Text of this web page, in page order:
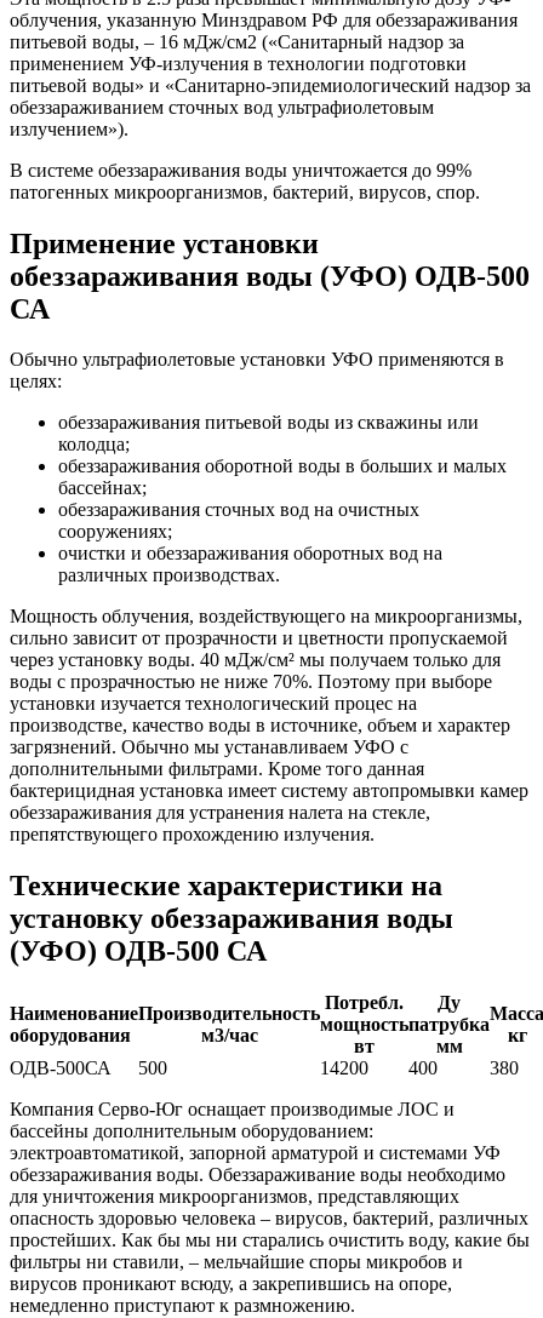
облучения, указанную Минздравом РФ для обеззараживания
питьевой воды, – 16 мДж/см2 («Санитарный надзор за
применением УФ-излучения в технологии подготовки
питьевой воды» и «Санитарно-эпидемиологический надзор за
обеззараживанием сточных вод ультрафиолетовым
излучением»).
В системе обеззараживания воды уничтожается до 99%
патогенных микроорганизмов, бактерий, вирусов, спор.
Применение установки
обеззараживания воды (УФО) ОДВ-500
СА
Обычно ультрафиолетовые установки УФО применяются в
целях:
обеззараживания питьевой воды из скважины или
колодца;
обеззараживания оборотной воды в больших и малых
бассейнах;
обеззараживания сточных вод на очистных
сооружениях;
очистки и обеззараживания оборотных вод на
различных производствах.
Мощность облучения, воздействующего на микроорганизмы,
сильно зависит от прозрачности и цветности пропускаемой
через установку воды. 40 мДж/cм² мы получаем только для
воды с прозрачностью не ниже 70%. Поэтому при выборе
установки изучается технологический процес на
производстве, качество воды в источнике, объем и характер
загрязнений. Обычно мы устанавливаем УФО с
дополнительными фильтрами. Кроме того данная
бактерицидная установка имеет систему автопромывки камер
обеззараживания для устранения налета на стекле,
препятствующего прохождению излучения.
Технические характеристики на
установку обеззараживания воды
(УФО) ОДВ-500 СА
Наименование
оборудования
Производительность
м3/час
Потребл.
мощность
вт
Ду
патрубка
мм
Масса
кг
ОДВ-500СА
500 14200 400
380
Компания Серво-Юг оснащает производимые ЛОС и
бассейны дополнительным оборудованием:
электроавтоматикой, запорной арматурой и системами УФ
обеззараживания воды. Обеззараживание воды необходимо
для уничтожения микроорганизмов, представляющих
опасность здоровью человека – вирусов, бактерий, различных
простейших. Как бы мы ни старались очистить воду, какие бы
фильтры ни ставили, – мельчайшие споры микробов и
вирусов проникают всюду, а закрепившись на опоре,
немедленно приступают к размножению.